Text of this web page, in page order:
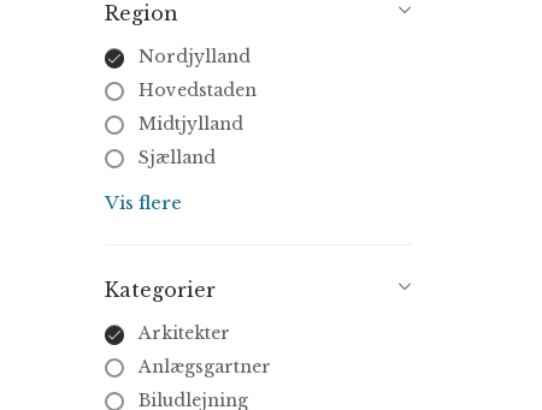
Region
Nordjylland
Hovedstaden
Midtjylland
Sjælland
Syddanmark
Vis flere
Kategorier
Arkitekter
Anlægsgartner
Biludlejning